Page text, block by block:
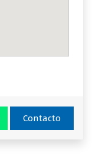
Contacto